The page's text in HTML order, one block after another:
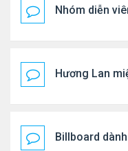
Nhóm diễn
Hương Lan
Billboard